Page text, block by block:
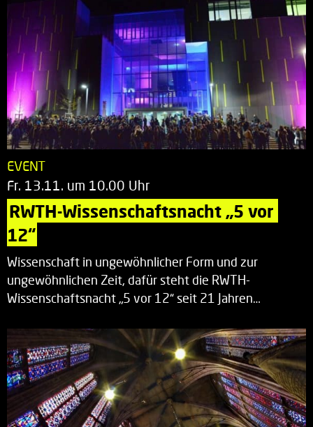
EVENT
Fr. 13.11. um 10.00 Uhr
RWTH-Wissenschaftsnacht „5 vor
12“
Wissenschaft in ungewöhnlicher Form und zur
ungewöhnlichen Zeit, dafür steht die RWTH-
Wissenschaftsnacht „5 vor 12“ seit 21 Jahren…